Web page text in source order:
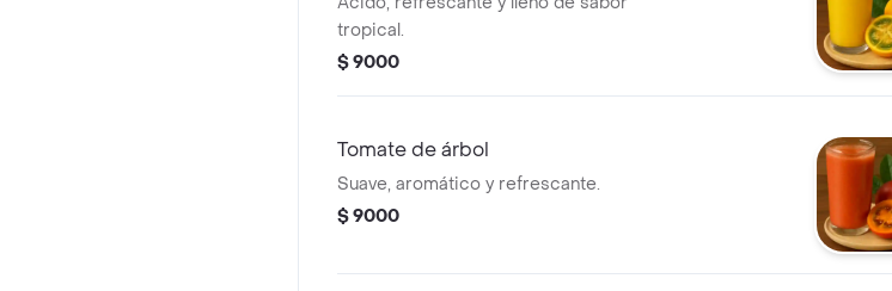
tropical.
$ 9000
Tomate de árbol
Suave, aromático y refrescante.
$ 9000